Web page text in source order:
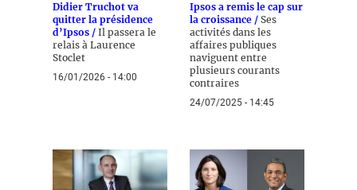
Didier Truchot va
quitter la présidence
d’Ipsos / Il passera le
relais à Laurence
Stoclet
16/01/2026 - 14:00
Ipsos a remis le cap sur
la croissance / Ses
activités dans les
affaires publiques
naviguent entre
plusieurs courants
contraires
24/07/2025 - 14:45